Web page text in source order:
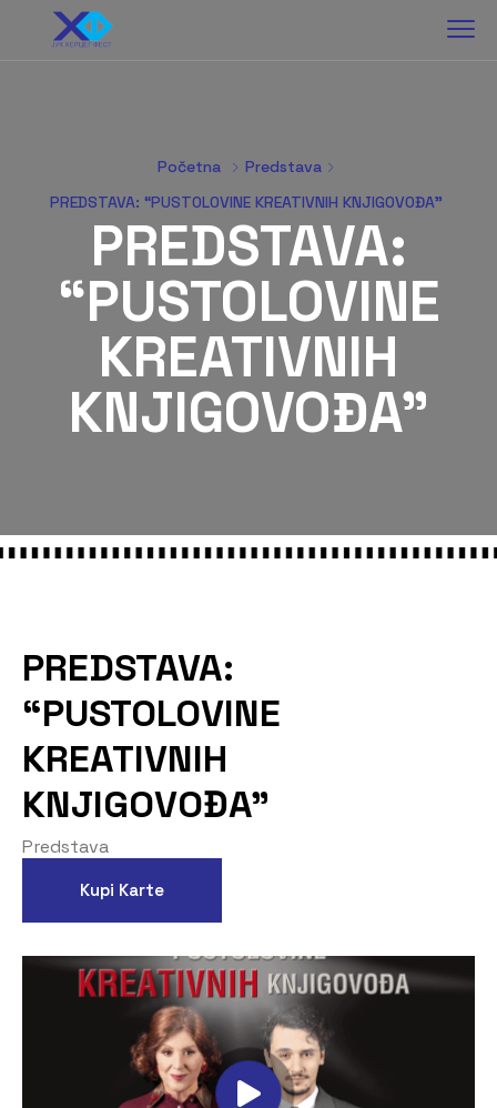
Početna
Predstava
PREDSTAVA: “PUSTOLOVINE KREATIVNIH KNJIGOVOĐA”
PREDSTAVA:
“PUSTOLOVINE
KREATIVNIH
KNJIGOVOĐA”
PREDSTAVA:
“PUSTOLOVINE
KREATIVNIH
KNJIGOVOĐA”
Predstava
Kupi Karte